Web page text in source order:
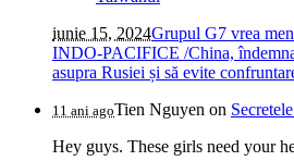
iunie 15, 2024Grupul G7 vrea
INDO-PACIFICE /China,
asupra Rusiei și să evite
11 ani agoTien Nguyen on
Hey guys. These girls need your